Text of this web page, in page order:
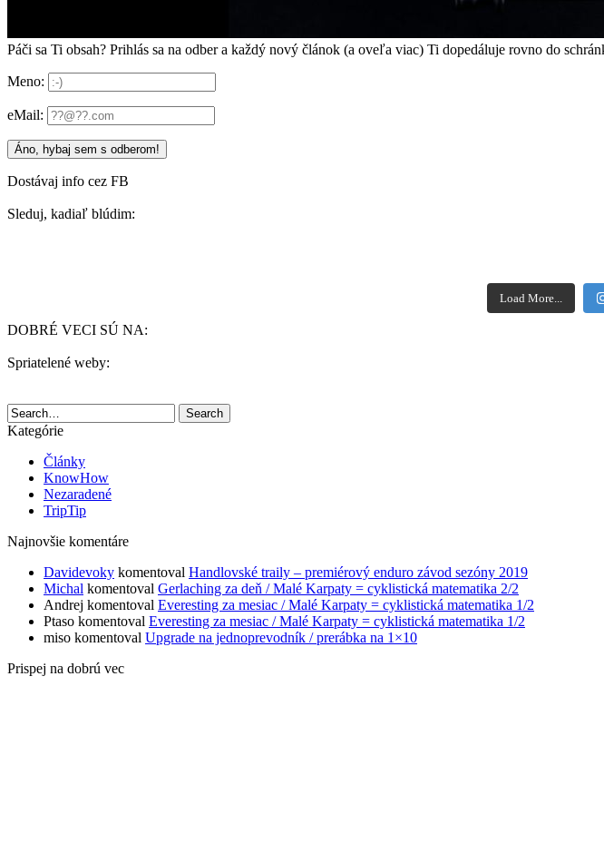
Páči sa Ti obsah? Prihlás sa na odber a každý nový článok (a oveľa viac) Ti dopedáluje rovno do
Meno:
eMail:
Dostávaj info cez FB
Sleduj, kadiaľ blúdim:
Load More...
DOBRÉ VECI SÚ NA:
Spriatelené weby:
Search
Kategórie
Články
KnowHow
Nezaradené
TripTip
Najnovšie komentáre
Davidevoky komentoval Handlovské traily – premiérový enduro závod sezóny 2019
Michal komentoval Gerlaching za deň / Malé Karpaty = cyklistická matematika 2/2
Andrej komentoval Everesting za mesiac / Malé Karpaty = cyklistická matematika 1/2
Ptaso komentoval Everesting za mesiac / Malé Karpaty = cyklistická matematika 1/2
miso komentoval Upgrade na jednoprevodník / prerábka na 1×10
Prispej na dobrú vec